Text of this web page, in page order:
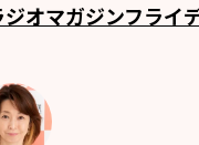
オマガジンフライ